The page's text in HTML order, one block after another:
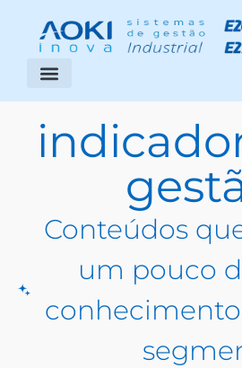
Conteúdos
um pouco